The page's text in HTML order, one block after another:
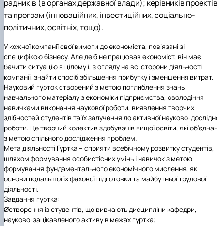
радників (в органах державної влади); керівників проектів
та програм (інноваційних, інвестиційних, соціально-
політичних, освітніх, тощо).
У кожної компанії свої вимоги до економіста, пов’язані зі
специфікою бізнесу. Але де б не працював економіст, він має
бачити ситуацію в цілому і, з огляду на всі сторони діяльності
компанії, знайти спосіб збільшення прибутку і зменшення витрат.
Науковий гурток створений з метою поглиблення знань
навчального матеріалу з економіки підприємства, оволодіння
навичками виконання наукової роботи, виявлення творчих
здібностей студентів та їх залучення до активної науково-
роботи. Це творчий колектив здобувачів вищої освіти, які
з метою спільного дослідження проблем.
Мета діяльності Гуртка – сприяти всебічному розвитку студентів,
шляхом формування особистісних умінь і навичок з метою
формування фундаментального економічного мислення, як
основи подальшої їх фахової підготовки та майбутньої трудової
діяльності.
Завдання гуртка:
Øстворення із студентів, що вивчають дисципліни кафедри,
науково-зацікавленого активу в межах гуртка;